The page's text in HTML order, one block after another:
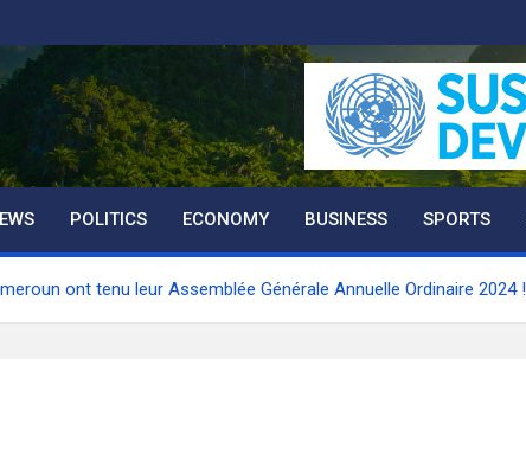
POLITICS ECONOMY BUSINESS SPORTS
ont tenu leur Assemblée Générale Annuelle Ordinaire 2024 !